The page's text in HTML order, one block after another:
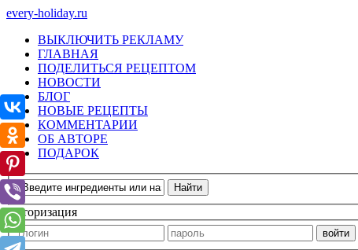
every-holiday.ru
ВЫКЛЮЧИТЬ РЕКЛАМУ
ГЛАВНАЯ
ПОДЕЛИТЬСЯ РЕЦЕПТОМ
НОВОСТИ
БЛОГ
НОВЫЕ РЕЦЕПТЫ
КОММЕНТАРИИ
ОБ АВТОРЕ
ПОДАРОК
Авторизация